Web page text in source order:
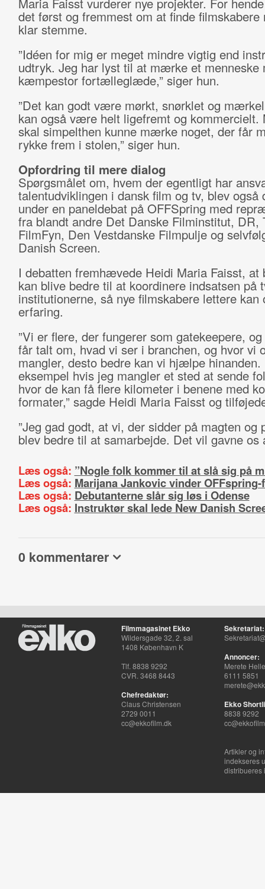
det først og fremmest om at finde filmskabere
klar stemme.
”Idéen for mig er meget mindre vigtig end
udtryk. Jeg har lyst til at mærke et menneske
kæmpestor fortælleglæde,” siger hun.
”Det kan godt være mørkt, snørklet og
kan også være helt ligefremt og kommercielt.
skal simpelthen kunne mærke noget, der får
rykke frem i stolen,” siger hun.
Opfordring til mere dialog
Spørgsmålet om, hvem der egentligt har
talentudviklingen i dansk film og tv, blev også
under en paneldebat på OFFSpring med
fra blandt andre Det Danske Filminstitut, DR,
FilmFyn, Den Vestdanske Filmpulje og
Danish Screen.
I debatten fremhævede Heidi Maria Faisst, at
kan blive bedre til at koordinere indsatsen på
institutionerne, så nye filmskabere lettere kan
erfaring.
”Vi er flere, der fungerer som gatekeepere,
får talt om, hvad vi ser i branchen, og hvor vi
mangler, desto bedre kan vi hjælpe hinanden.
eksempel hvis jeg mangler et sted at sende
hvor de kan få flere kilometer i benene med
formater,” sagde Heidi Maria Faisst og
”Jeg gad godt, at vi, der sidder på magten og
blev bedre til at samarbejde. Det vil gavne os
Læs også: ”Nogle folk kommer til at slå sig på
Læs også: Marijana Jankovic vinder
Læs også: Debutanterne slår sig løs i Odense
Læs også: Instruktør skal lede New Danish
0 kommentarer
Filmmagasinet Ekko
Wildersgade 32, 2. sal
1408 København K
Tlf. 8838 9292
CVR. 3468 8443
Chefredaktør:
Claus Christensen
2729 0011
cc@ekkofilm.dk
Sekretariat:
Annoncer:
Merete
6111 5851
Ekko
8838 9292
Artikler og
indekseres
distribueres